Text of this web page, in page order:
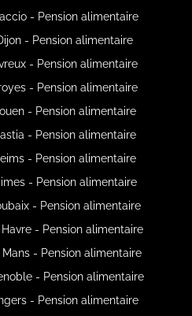
- Pension alimentaire
- Pension alimentaire
- Pension alimentaire
- Pension alimentaire
- Pension alimentaire
- Pension alimentaire
- Pension alimentaire
- Pension alimentaire
- Pension alimentaire
- Pension alimentaire
- Pension alimentaire
- Pension alimentaire
- Pension alimentaire